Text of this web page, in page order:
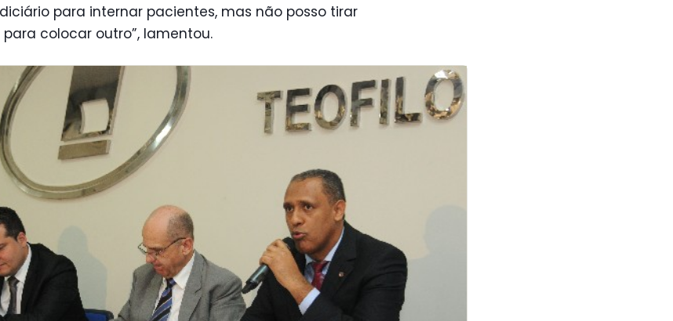
para internar pacientes, mas não posso tirar
colocar outro”, lamentou.